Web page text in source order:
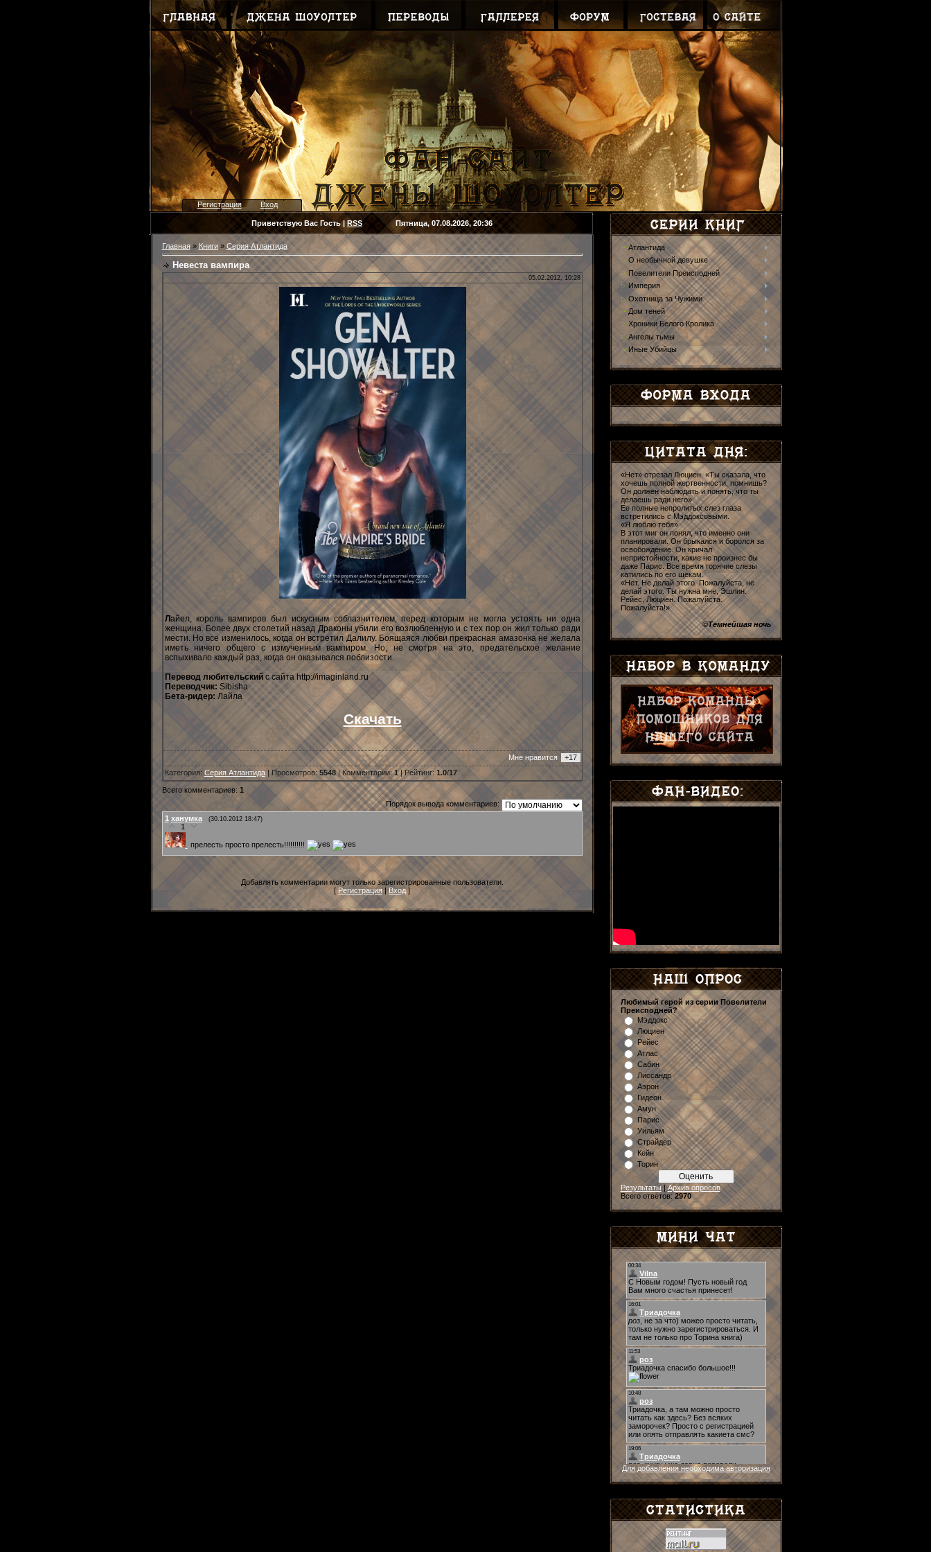
Регистрация Вход
Приветствую Вас Гость | RSSПятница, 07.08.2026, 20:36
Главная» Книги» Серия Атлантида
Невеста вампира
05.02.2012, 10:28
Лайел, король вампиров был искусным соблазнителем, перед которым не могла устоять ни одна
женщина. Более двух столетий назад Драконы убили его возлюбленную и с тех пор он жил только ради
мести. Но все изменилось, когда он встретил Далилу. Боящаяся любви прекрасная амазонка не желала
иметь ничего общего с измученным вампиром. Но, не смотря на это, предательское желание
вспыхивало каждый раз, когда он оказывался поблизости.
Перевод любительскийс сайта http://imaginland.ru
Переводчик: Sibisha
Бета-ридер: Лайла
Скачать
Mне нравится
+17
Категория: Серия Атлантида| Просмотров: 5548|Комментарии:1|Рейтинг:1.0/17
Всего комментариев: 1
Порядок вывода комментариев:
1 ханумка (30.10.2012 18:47)
1
прелесть просто прелесть!!!!!!!!!!
Добавлять комментарии могут только зарегистрированные пользователи.
[Регистрация | Вход]
Атлантида
О необычной девушке
Повелители Преисподней
Империя
Охотница за Чужими
Дом теней
Хроники Белого Кролика
Ангелы тьмы
Иные Убийцы
«Нет» отрезал Люциен. «Ты сказала, что
хочешь полной жертвенности, помнишь?
Он должен наблюдать и понять, что ты
делаешь ради него»
Ее полные непролитых слез глаза
встретились с Мэддоксовыми.
«Я люблю тебя»
В этот миг он понял, что именно они
планировали. Он брыкался и боролся за
освобождение. Он кричал
непристойности, какие не произнес бы
даже Парис. Все время горячие слезы
катились по его щекам.
«Нет. Не делай этого. Пожалуйста, не
делай этого. Ты нужна мне, Эшлин.
Рейес, Люциен. Пожалуйста.
Пожалуйста!»
©Темнейшая ночь
Любимый герой из серии Повелители
Преисподней?
Мэддокс
Люциен
Рейес
Атлас
Сабин
Лиссандр
Аэрон
Гидеон
Амун
Парис
Уильям
Страйдер
Кейн
Торин
Результаты|Архив опросов
Всего ответов:2970
Для добавления необходима авторизация